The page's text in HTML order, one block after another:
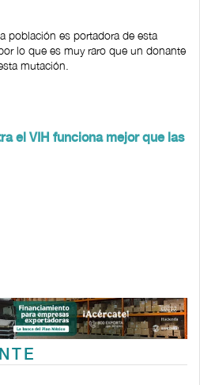
población es portadora de esta
lo que es muy raro que un donante
mutación.
el VIH funciona mejor que las